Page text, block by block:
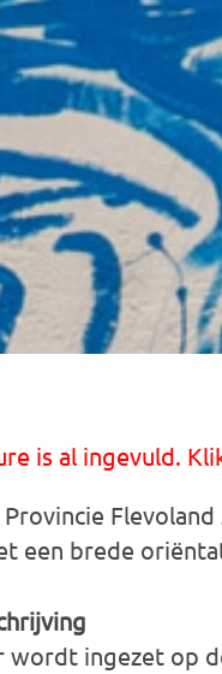
is al ingevuld.
een brede
wordt ingezet op